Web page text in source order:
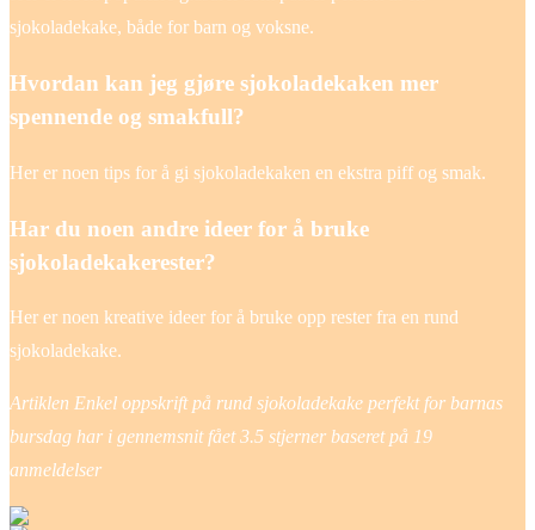
sjokoladekake, både for barn og voksne.
Hvordan kan jeg gjøre sjokoladekaken mer
spennende og smakfull?
Her er noen tips for å gi sjokoladekaken en ekstra piff og smak.
Har du noen andre ideer for å bruke
sjokoladekakerester?
Her er noen kreative ideer for å bruke opp rester fra en rund
sjokoladekake.
Artiklen Enkel oppskrift på rund sjokoladekake perfekt for barnas
bursdag har i gennemsnit fået3.5 stjerner baseret på 19
anmeldelser